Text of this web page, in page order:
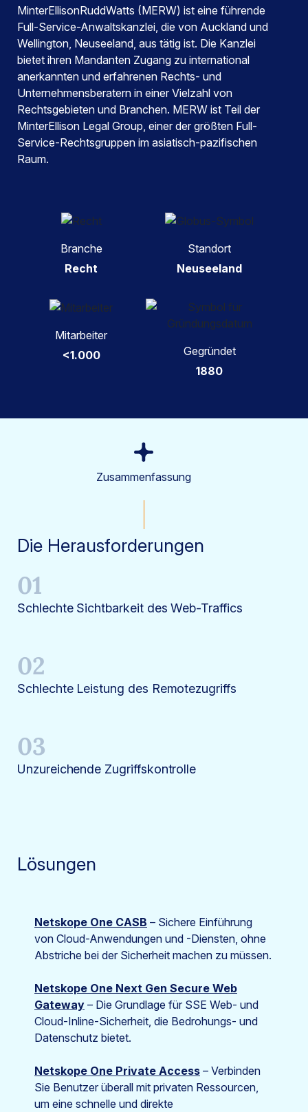
MinterEllisonRuddWatts (MERW) ist eine führende
Full-Service-Anwaltskanzlei, die von Auckland und
Wellington, Neuseeland, aus tätig ist. Die Kanzlei
bietet ihren Mandanten Zugang zu international
anerkannten und erfahrenen Rechts- und
Unternehmensberatern in einer Vielzahl von
Rechtsgebieten und Branchen. MERW ist Teil der
MinterEllison Legal Group, einer der größten Full-
Service-Rechtsgruppen im asiatisch-pazifischen
Raum.
Branche
Recht
Standort
Neuseeland
Mitarbeiter
<1.000
Gegründet
1880
Zusammenfassung
Die Herausforderungen
01
Schlechte Sichtbarkeit des Web-Traffics
02
Schlechte Leistung des Remotezugriffs
03
Unzureichende Zugriffskontrolle
Lösungen
Netskope One CASB – Sichere Einführung
von Cloud-Anwendungen und -Diensten, ohne
Abstriche bei der Sicherheit machen zu müssen.
Netskope One Next Gen Secure Web
Gateway – Die Grundlage für SSE Web- und
Cloud-Inline-Sicherheit, die Bedrohungs- und
Datenschutz bietet.
Netskope One Private Access – Verbinden
Sie Benutzer überall mit privaten Ressourcen,
um eine schnelle und direkte